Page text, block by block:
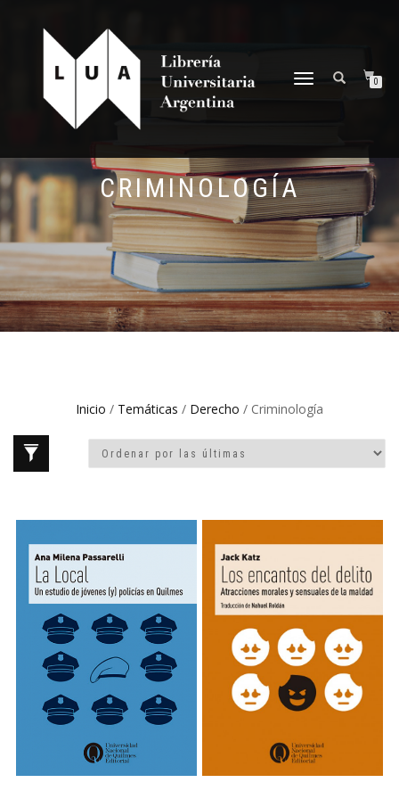
NAVEGACIÓN
0
CRIMINOLOGÍA
Inicio / Temáticas / Derecho / Criminología